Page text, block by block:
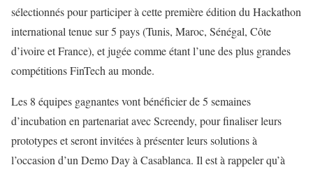
sélectionnés pour participer à cette première édition du Hackathon
international tenue sur 5 pays (Tunis, Maroc, Sénégal, Côte
d’ivoire et France), et jugée comme étant l’une des plus grandes
compétitions FinTech au monde.
Les 8 équipes gagnantes vont bénéficier de 5 semaines
d’incubation en partenariat avec Screendy, pour finaliser leurs
prototypes et seront invitées à présenter leurs solutions à
l’occasion d’un Demo Day à Casablanca. Il est à rappeler qu’à